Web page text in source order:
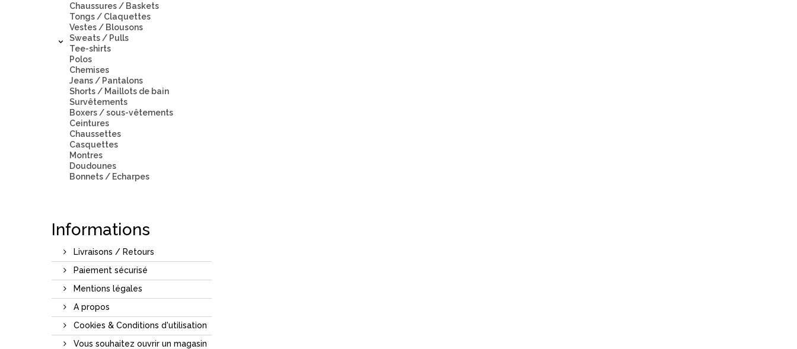
Chaussures / Baskets
Tongs / Claquettes
Vestes / Blousons
Sweats / Pulls
Tee-shirts
Polos
Chemises
Jeans / Pantalons
Shorts / Maillots de bain
Survêtements
Boxers / sous-vêtements
Ceintures
Chaussettes
Casquettes
Montres
Doudounes
Bonnets / Echarpes
Informations
Livraisons / Retours
Paiement sécurisé
Mentions légales
A propos
Cookies & Conditions d'utilisation
Vous souhaitez ouvrir un magasin